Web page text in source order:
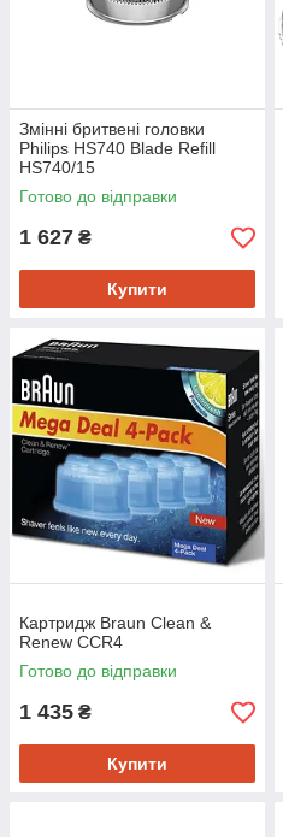
Змінні бритвені головки
Philips HS740 Blade Refill
HS740/15
Готово до відправки
1 627 ₴
Купити
Картридж Braun Clean &
Renew CCR4
Готово до відправки
1 435 ₴
Купити